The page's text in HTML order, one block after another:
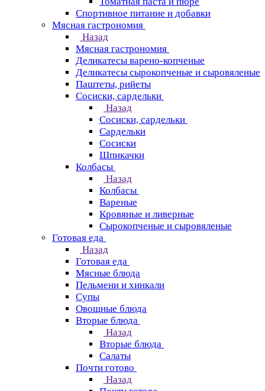
Спортивное питание и добавки
Мясная гастрономия
Назад
Мясная гастрономия
Деликатесы варено-копченые
Деликатесы сырокопченые и сыровяленые
Паштеты, рийеты
Сосиски, сардельки
Назад
Сосиски, сардельки
Сардельки
Сосиски
Шпикачки
Колбасы
Назад
Колбасы
Вареные
Кровяные и ливерные
Сырокопченые и сыровяленые
Готовая еда
Назад
Готовая еда
Мясные блюда
Пельмени и хинкали
Супы
Овощные блюда
Вторые блюда
Назад
Вторые блюда
Салаты
Почти готово
Назад